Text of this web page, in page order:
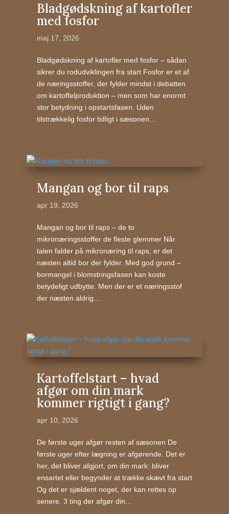
Bladgødskning af kartofler
med fosfor
maj 17, 2026
Bladgødskning af kartofler med fosfor – sådan
sikrer du rodudviklingen fra start Fosfor er et af
de næringsstoffer, der fylder mindst i debatten
om kartoffelproduktion – men som har enormt
stor betydning i opstartsfasen. Uden
tilstrækkelig fosfor tidligt i sæsonen...
Mangan og bor til raps
apr 19, 2026
Mangan og bor til raps – de to
mikronæringsstoffer de fleste glemmer Når
talen falder på mikronæring til raps, er det
næsten altid bor der fylder. Med god grund –
bormangel i blomstringsfasen kan koste
betydeligt udbytte. Men der er et næringsstof
der næsten aldrig...
Kartoffelstart – hvad
afgør om din mark
kommer rigtigt i gang?
apr 10, 2026
De første uger afgør resten af sæsonen De
første uger efter lægning er afgørende. Det er
her, det bliver afgjort, om din mark: bliver
ensartet eller begynder at trække skævt fra start
Og det er sjældent noget, der kan rettes op
senere. 3 ting der afgør din...